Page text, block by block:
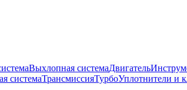
Выхлопная системаДвигатель
системаТрансмиссияТурбоУплотнители и